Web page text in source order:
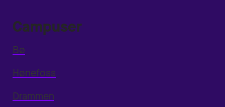
Campuser
Bø
Hønefoss
Drammen